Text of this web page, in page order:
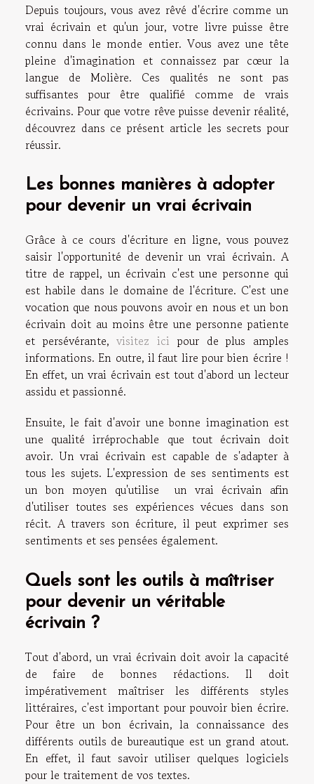
Depuis toujours, vous avez rêvé d'écrire comme un
vrai écrivain et qu'un jour, votre livre puisse être
connu dans le monde entier. Vous avez une tête
pleine d'imagination et connaissez par cœur la
langue de Molière. Ces qualités ne sont pas
suffisantes pour être qualifié comme de vrais
écrivains. Pour que votre rêve puisse devenir réalité,
découvrez dans ce présent article les secrets pour
réussir.
Les bonnes manières à adopter
pour devenir un vrai écrivain
Grâce à ce cours d'écriture en ligne, vous pouvez
saisir l'opportunité de devenir un vrai écrivain. A
titre de rappel, un écrivain c'est une personne qui
est habile dans le domaine de l'écriture. C'est une
vocation que nous pouvons avoir en nous et un bon
écrivain doit au moins être une personne patiente
et persévérante,visitez ici pour de plus amples
informations. En outre, il faut lire pour bien écrire !
En effet, un vrai écrivain est tout d'abord un lecteur
assidu et passionné.
Ensuite, le fait d'avoir une bonne imagination est
une qualité irréprochable que tout écrivain doit
avoir. Un vrai écrivain est capable de s'adapter à
tous les sujets. L'expression de ses sentiments est
un bon moyen qu'utilise un vrai écrivain afin
d'utiliser toutes ses expériences vécues dans son
récit. A travers son écriture, il peut exprimer ses
sentiments et ses pensées également.
Quels sont les outils à maîtriser
pour devenir un véritable
écrivain ?
Tout d'abord, un vrai écrivain doit avoir la capacité
de faire de bonnes rédactions. Il doit
impérativement maîtriser les différents styles
littéraires, c'est important pour pouvoir bien écrire.
Pour être un bon écrivain, la connaissance des
différents outils de bureautique est un grand atout.
En effet, il faut savoir utiliser quelques logiciels
pour le traitement de vos textes.